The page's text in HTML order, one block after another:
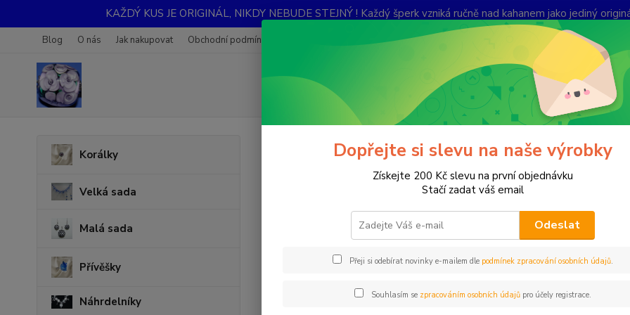
KAŽDÝ KUS JE ORIGINÁL, NIKDY NEBUDE STEJNÝ ! Každý šperk vzniká ručně nad kahanem jako jediný
Blog O nás Jak nakupovat Obchodní podmínky Kontakty Ochrana soukromí
Hledat
Po-
Korálky
Velká sada
Malá sada
Přívěšky
Náhrdelníky
Náramky Náramek
malé
Dopřejte si slevu na naše výrobky
Získejte 200 Kč slevu na první objednávku
Stačí zadat váš email
Odeslat
Přeji si odebírat novinky e-mailem dle podmínek zpracování osobních údajů.
Souhlasím se zpracováním osobních údajůpro účely registrace.